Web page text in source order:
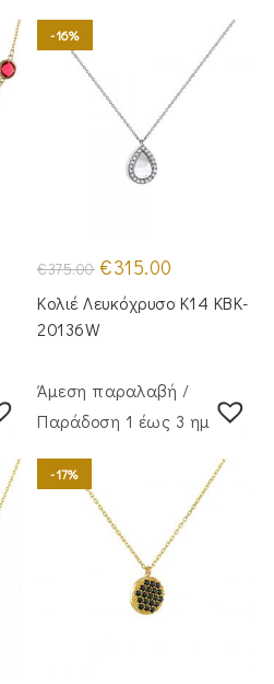
-16%
€375.00 Original
price
was:
€375.00.
€315.00
τιμή
είναι:
Κολιέ Λευκόχρυσο Κ14 KBK-
20136W
Άμεση παραλαβή /
Παράδoση 1 έως 3 ημέρες
-17%